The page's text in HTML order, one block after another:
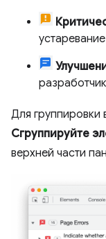
Для группировки
Сгруппируйте
верхней части